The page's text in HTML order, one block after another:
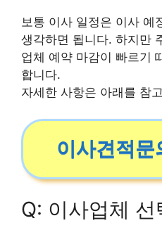
보통 이사 일정은 이사 예
생각하면 됩니다. 하지만
업체 예약 마감이 빠르기
합니다.
자세한 사항은 아래를 참
이사견적문
Q: 이사업체